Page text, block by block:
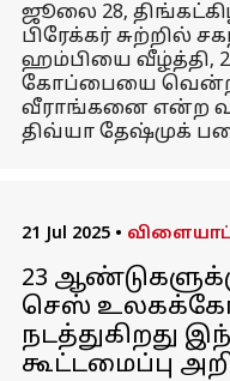
ஜூலை 28,
பிரேக்கர் சுற்றில்
ஹம்பியை வீழ்த்தி,
கோப்பையை வென்ற
வீராங்கனை என்ற
திவ்யா தேஷ்முக்
21 Jul 2025 •
23
செஸ்
நடத்துகிறது
கூட்டமைப்பு